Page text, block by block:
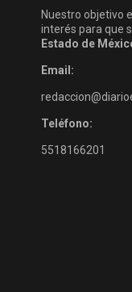
Nuestro objetivo
interés para que
Estado de
Email:
Teléfono:
5518166201